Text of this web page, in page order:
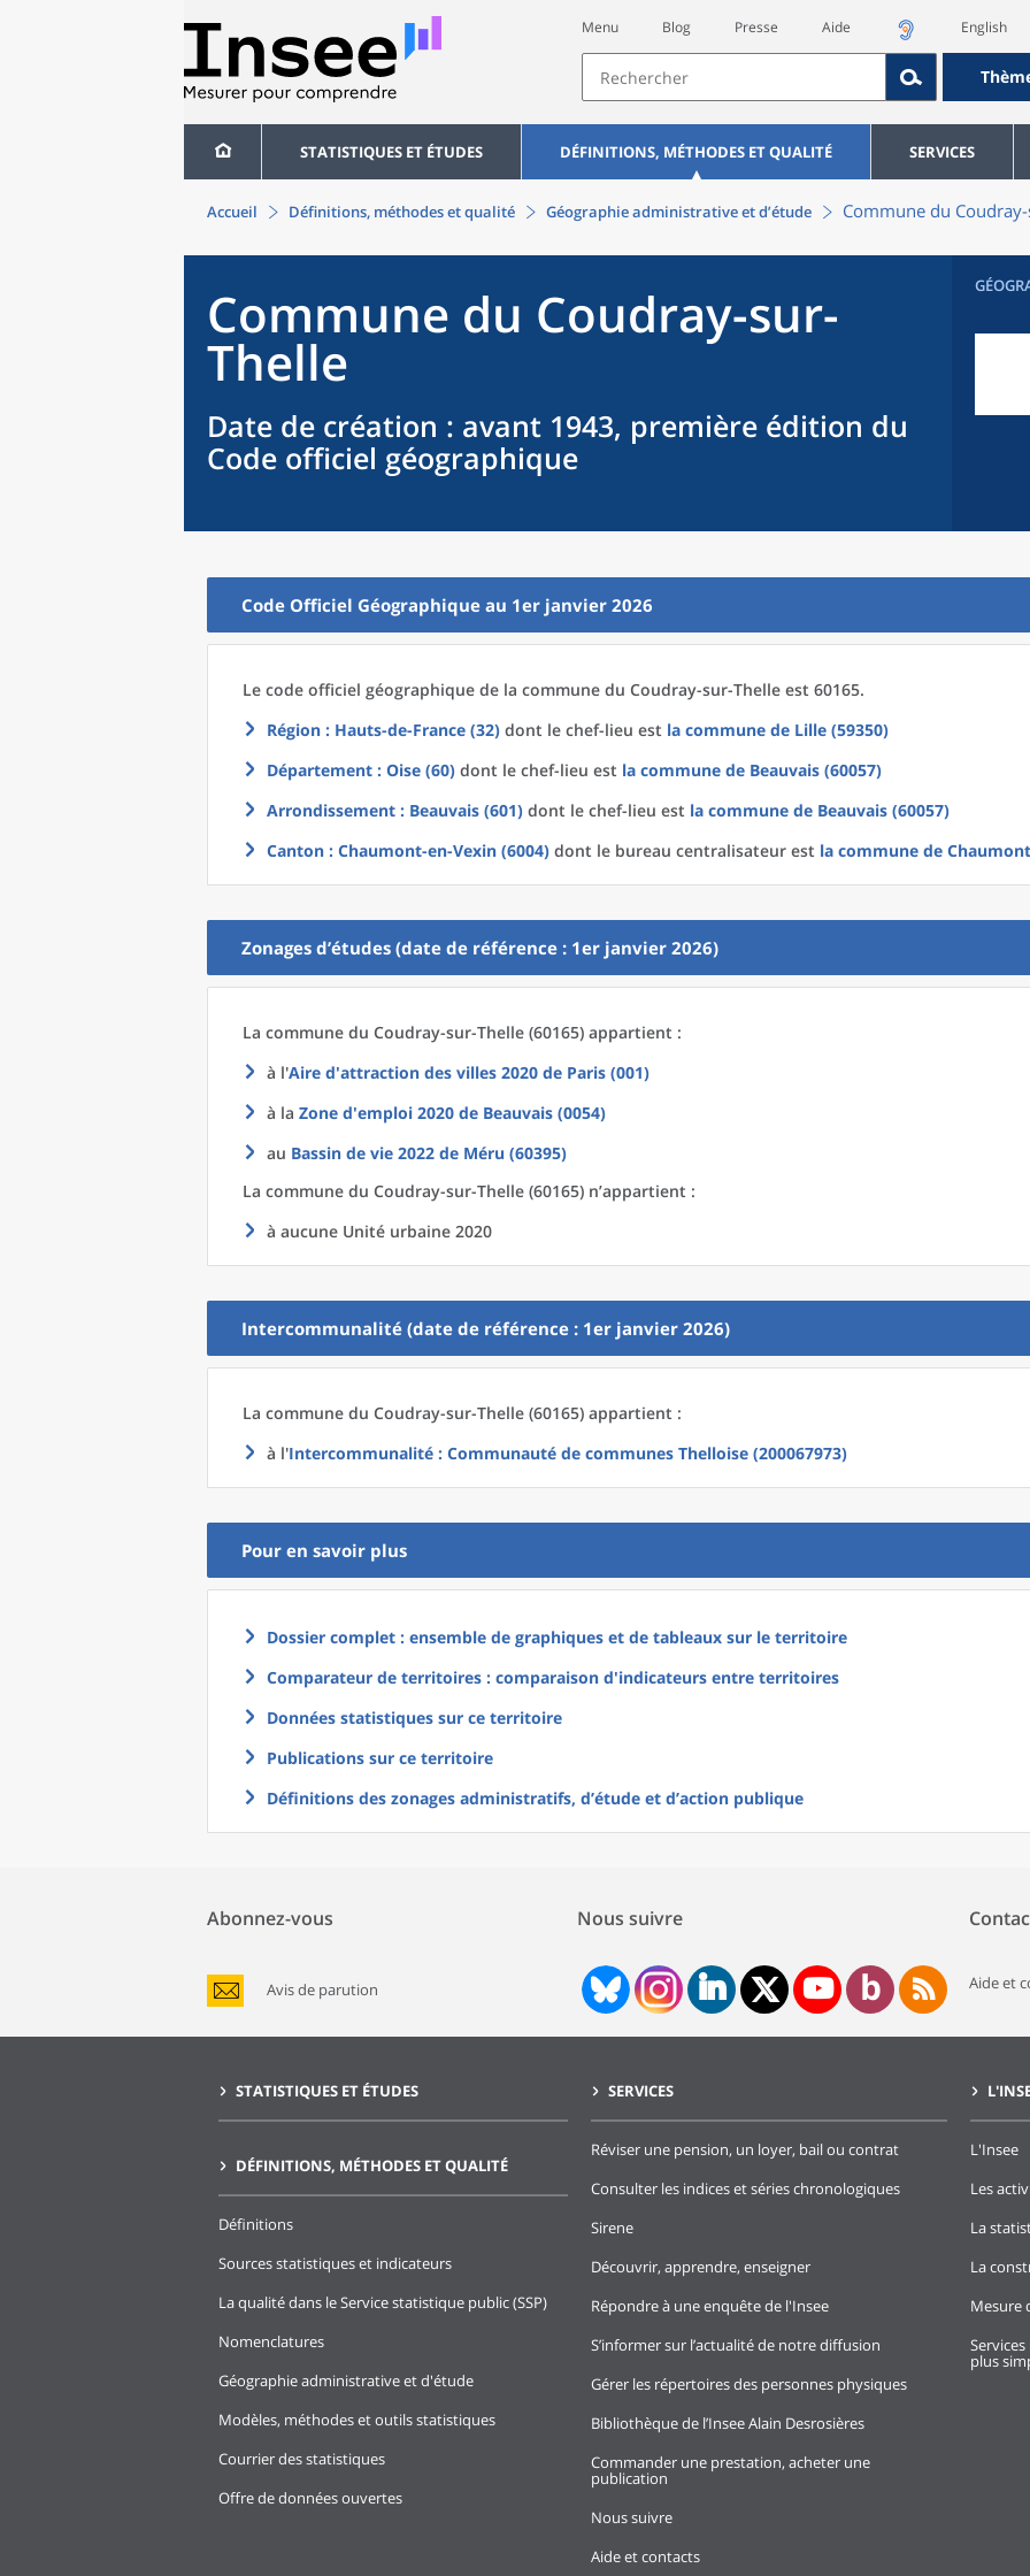
Menu Blog Presse Aide English
STATISTIQUES ET ÉTUDES DÉFINITIONS, MÉTHODES ET QUALITÉ SERVICES
Accueil Définitions, méthodes et qualité Géographie administrative et d’étude Commune du
Commune du Coudray-sur-
Thelle
Date de création : avant 1943, première édition du
Code officiel géographique
Code Officiel Géographique au 1er janvier 2026
Le code officiel géographique de la commune du Coudray-sur-Thelle est 60165.
Région : Hauts-de-France (32) dont le chef-lieu est la commune de Lille (59350)
Département : Oise (60) dont le chef-lieu est la commune de Beauvais (60057)
Arrondissement : Beauvais (601) dont le chef-lieu est la commune de Beauvais (60057)
Canton : Chaumont-en-Vexin (6004) dont le bureau centralisateur est la commune de
Zonages d’études (date de référence : 1er janvier 2026)
La commune du Coudray-sur-Thelle (60165) appartient :
à l'Aire d'attraction des villes 2020 de Paris (001)
à la Zone d'emploi 2020 de Beauvais (0054)
au Bassin de vie 2022 de Méru (60395)
La commune du Coudray-sur-Thelle (60165) n’appartient :
à aucune Unité urbaine 2020
Intercommunalité (date de référence : 1er janvier 2026)
La commune du Coudray-sur-Thelle (60165) appartient :
à l'Intercommunalité : Communauté de communes Thelloise (200067973)
Pour en savoir plus
Dossier complet : ensemble de graphiques et de tableaux sur le territoire
Comparateur de territoires : comparaison d'indicateurs entre territoires
Données statistiques sur ce territoire
Publications sur ce territoire
Définitions des zonages administratifs, d’étude et d’action publique
Abonnez-vous
Avis de parution
Nous suivre
Aide et
STATISTIQUES ET ÉTUDES
DÉFINITIONS, MÉTHODES ET QUALITÉ
Définitions
Sources statistiques et indicateurs
La qualité dans le Service statistique public (SSP)
Nomenclatures
Géographie administrative et d'étude
Modèles, méthodes et outils statistiques
Courrier des statistiques
Offre de données ouvertes
SERVICES
Réviser une pension, un loyer, bail ou contrat
Consulter les indices et séries chronologiques
Sirene
Découvrir, apprendre, enseigner
Répondre à une enquête de l'Insee
S’informer sur l’actualité de notre diffusion
Gérer les répertoires des personnes physiques
Bibliothèque de l’Insee Alain Desrosières
Commander une prestation, acheter une
publication
Nous suivre
Aide et contacts
L'Insee
Les
La
La
Mesure
plus